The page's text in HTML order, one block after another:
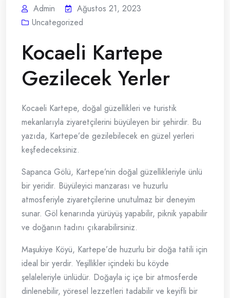
Admin
Ağustos 21, 2023
Uncategorized
Kocaeli Kartepe
Gezilecek Yerler
Kocaeli Kartepe, doğal güzellikleri ve turistik
mekanlarıyla ziyaretçilerini büyüleyen bir şehirdir. Bu
yazıda, Kartepe’de gezilebilecek en güzel yerleri
keşfedeceksiniz.
Sapanca Gölü, Kartepe’nin doğal güzellikleriyle ünlü
bir yeridir. Büyüleyici manzarası ve huzurlu
atmosferiyle ziyaretçilerine unutulmaz bir deneyim
sunar. Göl kenarında yürüyüş yapabilir, piknik yapabilir
ve doğanın tadını çıkarabilirsiniz.
Maşukiye Köyü, Kartepe’de huzurlu bir doğa tatili için
ideal bir yerdir. Yeşillikler içindeki bu köyde
şelaleleriyle ünlüdür. Doğayla iç içe bir atmosferde
dinlenebilir, yöresel lezzetleri tadabilir ve keyifli bir